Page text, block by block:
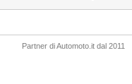
Partner di Automoto.it dal 2011